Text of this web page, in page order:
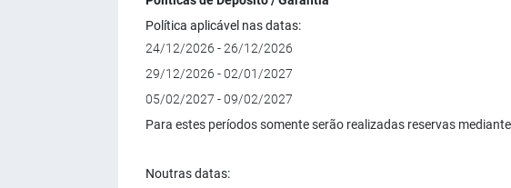
Política aplicável nas datas:
24/12/2026 - 26/12/2026
29/12/2026 - 02/01/2027
05/02/2027 - 09/02/2027
Para estes períodos somente serão realizadas reservas
Noutras datas: